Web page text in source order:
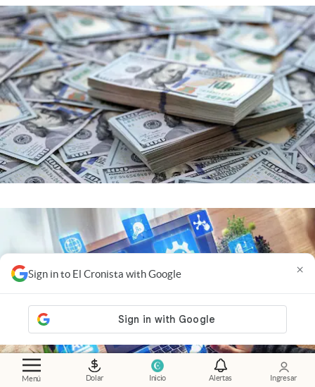
Menú Dolar Inicio Alertas Ingresar
Sign in to El Cronista with Google ×